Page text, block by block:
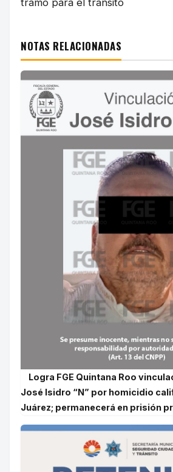
NOTAS RELACIONADAS
Logra FGE Quintana Roo
José Isidro “N” por homicidio
Juárez; permanecerá en prisión